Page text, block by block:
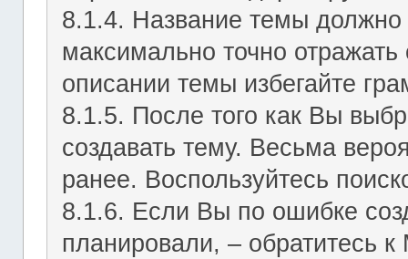
8.1.4. Название темы
максимально точно
описании темы избегайте
8.1.5. После того как Вы
создавать тему. Весьма
ранее. Воспользуйтесь
8.1.6. Если Вы по ошибке
планировали, – обратитесь